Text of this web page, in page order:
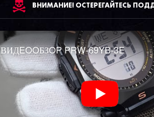
ВНИМАНИЕ! ОСТЕРЕГАЙТЕСЬ
ВИДEOOБЗOP PRW-69YB-3E